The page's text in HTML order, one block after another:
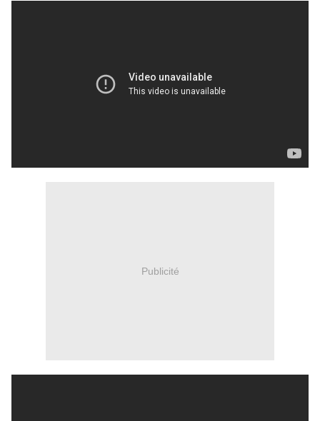
Publicité